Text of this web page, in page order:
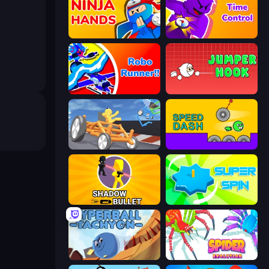
Ninja Hands Time Control!
Robo Runner
Draw Crash Race
Shadow Bullet Super Spin
Hyperball Tachyon Spider Evolution: Runner Game